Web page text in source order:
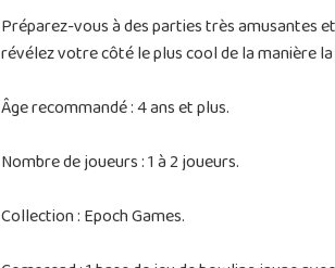
Préparez-vous à des parties très amusantes
révélez votre côté le plus cool de la manière
Âge recommandé : 4 ans et plus.
Nombre de joueurs : 1 à 2 joueurs.
Collection : Epoch Games.